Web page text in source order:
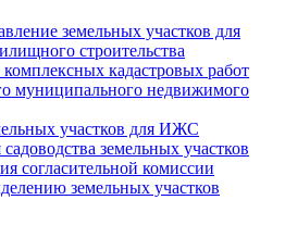
земельных участков для
строительства
кадастровых работ
муниципального недвижимого
участков для ИЖС
земельных участков
согласительной комиссии
земельных участков